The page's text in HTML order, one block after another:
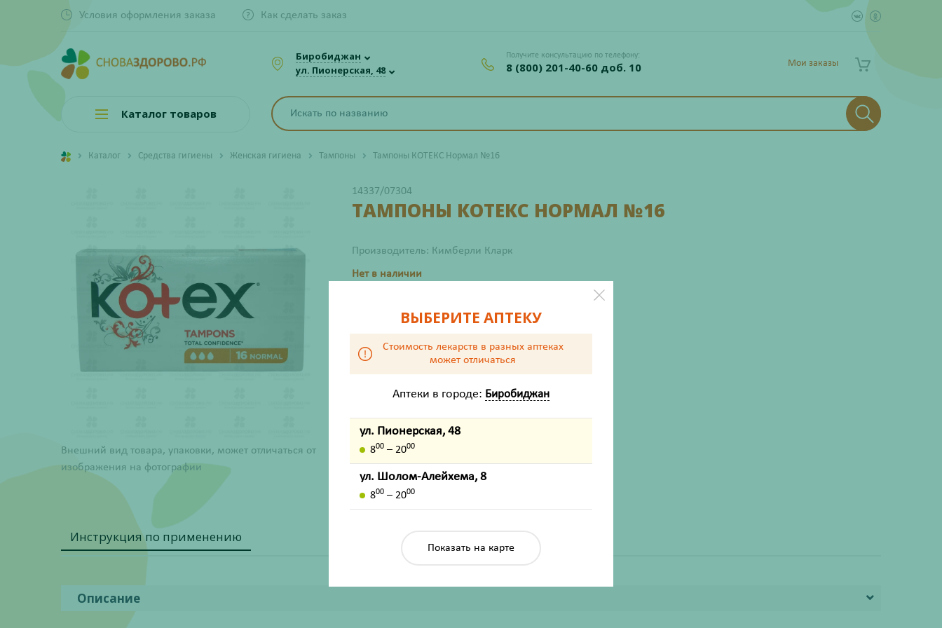
Условия оформления заказа Как сделать заказ
Биробиджан
ул. Пионерская, 48
Получите консультацию по телефону:
8 (800) 201-40-60 доб. 10 Мои заказы
Каталог товаров
Каталог Средства гигиены Женская гигиена Тампоны Тампоны КОТЕКС Нормал №16
Внешний вид товара, упаковки, может отличаться от
изображения на фотографии
14337/07304
ТАМПОНЫ КОТЕКС НОРМАЛ №16
Производитель: Кимберли Кларк
Нет в наличии
ХАРАКТЕРИСТИКИ
Производитель
Жизненно важный
Инструкция по применению
Описание
ВЫБЕРИТЕ АПТЕКУ
Стоимость лекарств в разных аптеках
может отличаться
Аптеки в городе: Биробиджан
ул. Пионерская, 48
800 – 2000
ул. Шолом-Алейхема, 8
800 – 2000
Показать на карте